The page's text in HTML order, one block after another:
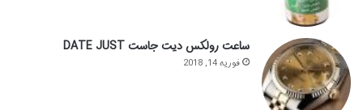
ساعت رولکس دیت جاست DATE JUST
فوریه 14, 2018